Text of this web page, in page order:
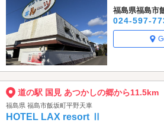
福島県福島市
024-597-
道の駅 国見 あつかしの郷から11.5km
福島県 福島市飯坂町平野天車
HOTEL LAX resort Ⅱ